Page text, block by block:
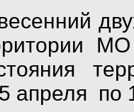
апреля по